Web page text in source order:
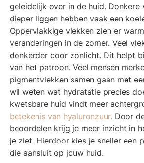
geleidelijk over in de huid. Donkere
dieper liggen hebben vaak een
Oppervlakkige vlekken zien er
veranderingen in de zomer. Veel
donkerder door zonlicht. Dit helpt
van het patroon. Veel mensen
pigmentvlekken samen gaan met
wil weten wat hydratatie precies
kwetsbare huid vindt meer
betekenis van hyaluronzuur. Door
beoordelen krijg je meer inzicht in
je ziet. Hierdoor kies je sneller een
die aansluit op jouw huid.